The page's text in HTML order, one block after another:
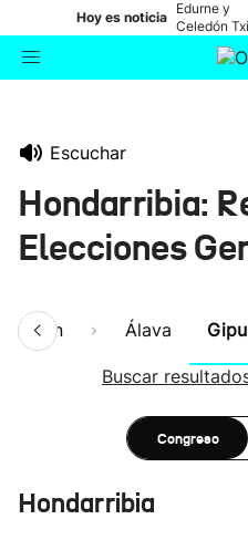
Hoy es noticia
Edurne y
Celedón
en directo
Escuchar
Hondarribia:
Elecciones
Álava
Buscar
Congreso
Hondarribia